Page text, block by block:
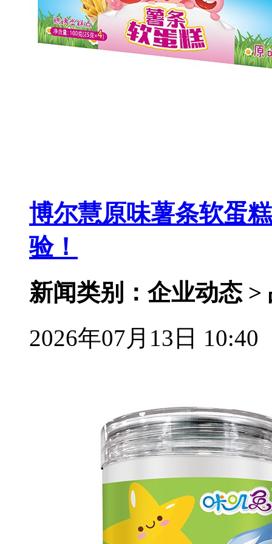
博尔慧原味薯条软蛋
验！
新闻类别：企业动态 >
2026年07月13日 10:40